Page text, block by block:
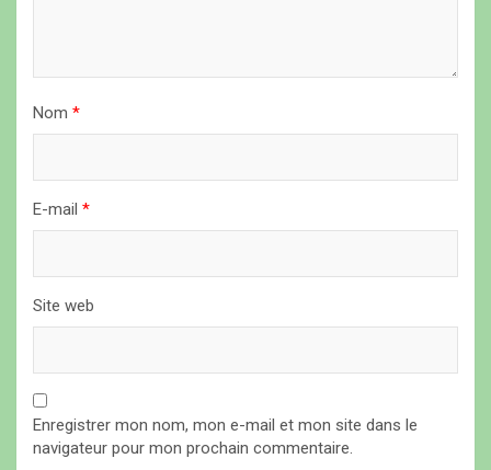
Nom *
E-mail *
Site web
Enregistrer mon nom, mon e-mail et mon site dans le
navigateur pour mon prochain commentaire.